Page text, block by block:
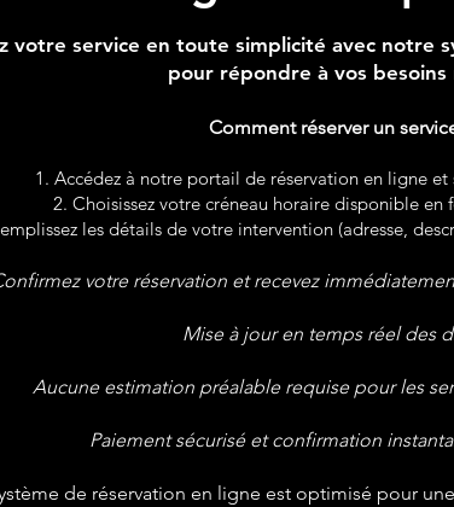
votre service en toute simplicité avec notre
pour répondre à vos
Comment réserver un
Accédez à notre portail de réservation en ligne et
Choisissez votre créneau horaire disponible
les détails de votre intervention (adresse,
votre réservation et recevez
Mise à jour en temps réel des
Aucune estimation préalable requise pour les
Paiement sécurisé et confirmation
de réservation en ligne est optimisé pour